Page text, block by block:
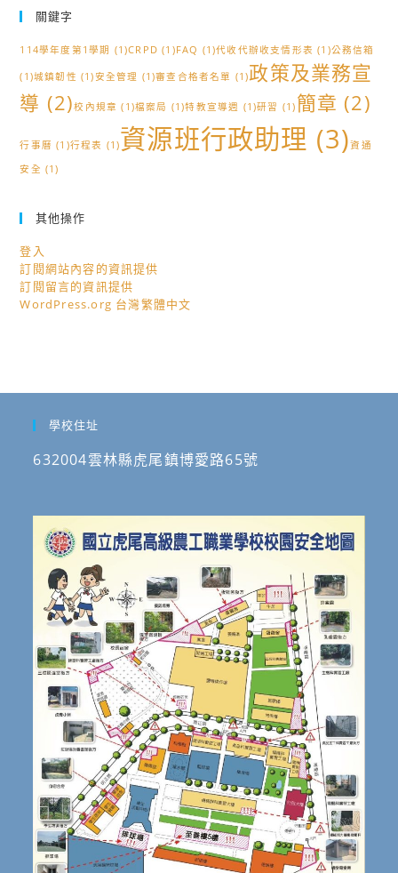
關鍵字
114學年度第1學期 (1)CRPD (1)FAQ (1)代收代辦收支情形表 (1)公務信箱
(1)城鎮韌性 (1)安全管理 (1)審查合格者名單 (1)政策及業務宣
導 (2)校內規章 (1)檔案局 (1)特教宣導週 (1)研習 (1) 簡章 (2)
行事曆 (1)行程表 (1)資源班行政助理 (3)資通
安全 (1)
其他操作
登入
訂閱網站內容的資訊提供
訂閱留言的資訊提供
WordPress.org 台灣繁體中文
學校住址
632004雲林縣虎尾鎮博愛路65號